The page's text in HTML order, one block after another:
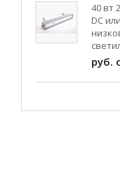
40 вт
DC
руб.